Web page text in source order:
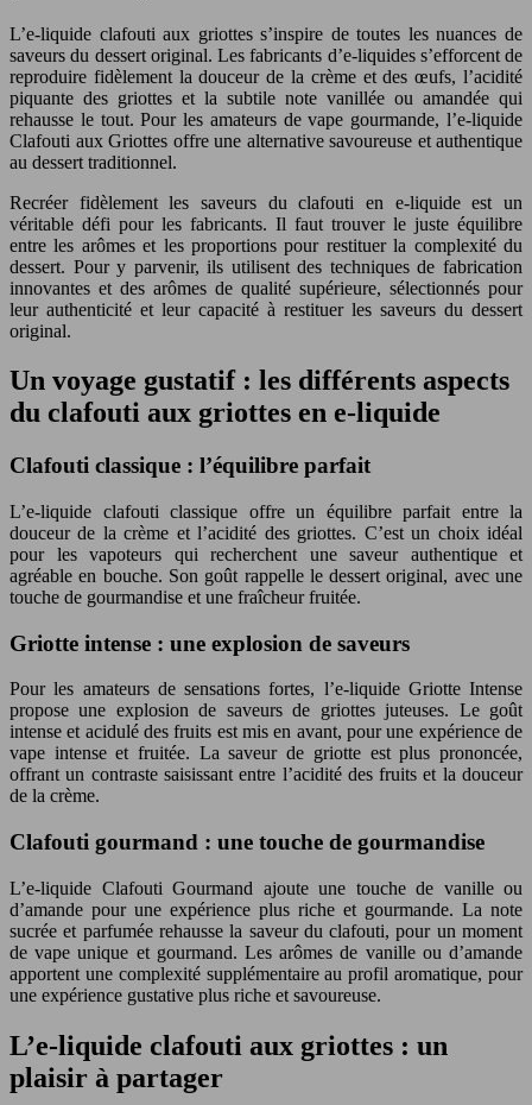
L’e-liquide clafouti aux griottes s’inspire de toutes les nuances de
saveurs du dessert original. Les fabricants d’e-liquides s’efforcent de
reproduire fidèlement la douceur de la crème et des œufs, l’acidité
piquante des griottes et la subtile note vanillée ou amandée qui
rehausse le tout. Pour les amateurs de vape gourmande, l’e-liquide
Clafouti aux Griottes offre une alternative savoureuse et authentique
au dessert traditionnel.
Recréer fidèlement les saveurs du clafouti en e-liquide est un
véritable défi pour les fabricants. Il faut trouver le juste équilibre
entre les arômes et les proportions pour restituer la complexité du
dessert. Pour y parvenir, ils utilisent des techniques de fabrication
innovantes et des arômes de qualité supérieure, sélectionnés pour
leur authenticité et leur capacité à restituer les saveurs du dessert
original.
Un voyage gustatif : les différents aspects
du clafouti aux griottes en e-liquide
Clafouti classique : l’équilibre parfait
L’e-liquide clafouti classique offre un équilibre parfait entre la
douceur de la crème et l’acidité des griottes. C’est un choix idéal
pour les vapoteurs qui recherchent une saveur authentique et
agréable en bouche. Son goût rappelle le dessert original, avec une
touche de gourmandise et une fraîcheur fruitée.
Griotte intense : une explosion de saveurs
Pour les amateurs de sensations fortes, l’e-liquide Griotte Intense
propose une explosion de saveurs de griottes juteuses. Le goût
intense et acidulé des fruits est mis en avant, pour une expérience de
vape intense et fruitée. La saveur de griotte est plus prononcée,
offrant un contraste saisissant entre l’acidité des fruits et la douceur
de la crème.
Clafouti gourmand : une touche de gourmandise
L’e-liquide Clafouti Gourmand ajoute une touche de vanille ou
d’amande pour une expérience plus riche et gourmande. La note
sucrée et parfumée rehausse la saveur du clafouti, pour un moment
de vape unique et gourmand. Les arômes de vanille ou d’amande
apportent une complexité supplémentaire au profil aromatique, pour
une expérience gustative plus riche et savoureuse.
L’e-liquide clafouti aux griottes : un
plaisir à partager